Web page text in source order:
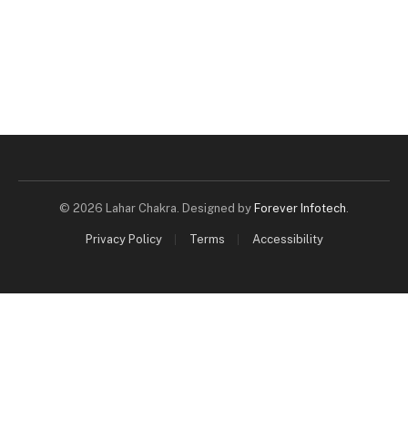
© 2026 Lahar Chakra. Designed by Forever Infotech.
Privacy Policy Terms Accessibility